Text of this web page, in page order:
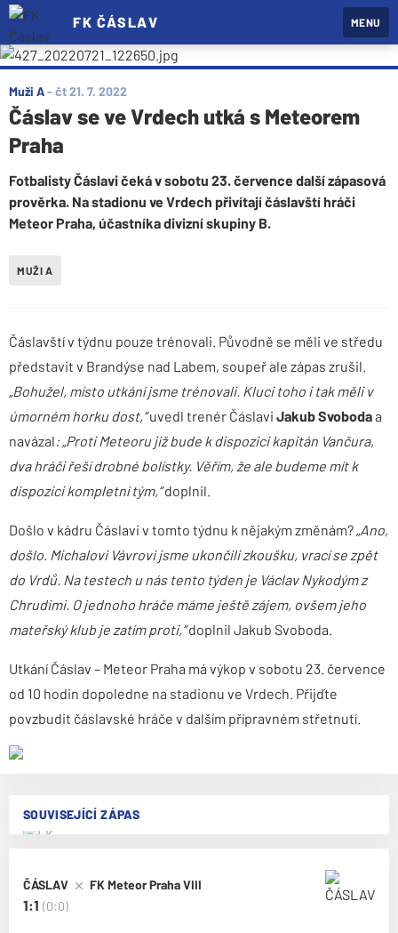
FK ČÁSLAV MENU
SOUVISEJÍCÍ ZÁPAS
ČÁSLAV FK Meteor Praha VIII
1:1 (0:0)
Muži A-čt 21. 7. 2022
Čáslav se ve Vrdech utká s Meteorem
Praha
Fotbalisty Čáslavi čeká v sobotu 23. července další zápasová
prověrka. Na stadionu ve Vrdech přivítají čáslavští hráči
Meteor Praha, účastníka divizní skupiny B.
MUŽI A
Čáslavští v týdnu pouze trénovali. Původně se měli ve středu
představit v Brandýse nad Labem, soupeř ale zápas zrušil.
„Bohužel, místo utkání jsme trénovali. Kluci toho i tak měli v
úmorném horku dost,“uvedl trenér Čáslavi Jakub Svobodaa
navázal: „Proti Meteoru již bude k dispozici kapitán Vančura,
dva hráči řeší drobné bolístky. Věřím, že ale budeme mít k
dispozici kompletní tým,“doplnil.
Došlo v kádru Čáslavi v tomto týdnu k nějakým změnám? „Ano,
došlo. Michalovi Vávrovi jsme ukončili zkoušku, vrací se zpět
do Vrdů. Na testech u nás tento týden je Václav Nykodým z
Chrudimi. O jednoho hráče máme ještě zájem, ovšem jeho
mateřský klub je zatím proti,“doplnil Jakub Svoboda.
Utkání Čáslav – Meteor Praha má výkop v sobotu 23. července
od 10 hodin dopoledne na stadionu ve Vrdech. Přijďte
povzbudit čáslavské hráče v dalším přípravném střetnutí.